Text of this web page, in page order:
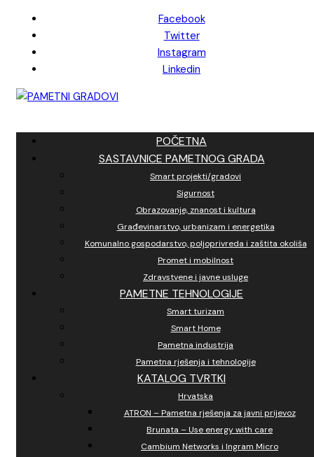
content
Facebook
Twitter
Instagram
Linkedin
POČETNA
SASTAVNICE PAMETNOG GRADA
Smart projekti/gradovi
Sigurnost
Obrazovanje, znanost i kultura
Građevinarstvo, urbanizam i energetika
Komunalno gospodarstvo, poljoprivreda i zaštita okoliša
Promet i mobilnost
Zdravstvene i javne usluge
PAMETNE TEHNOLOGIJE
Smart turizam
Smart Home
Pametna industrija
Pametna rješenja i tehnologije
KATALOG TVRTKI
Hrvatska
ATRON – Pametna rješenja za javni prijevoz
Brunata – Use energy with care
Cambium Networks i Ingram Micro